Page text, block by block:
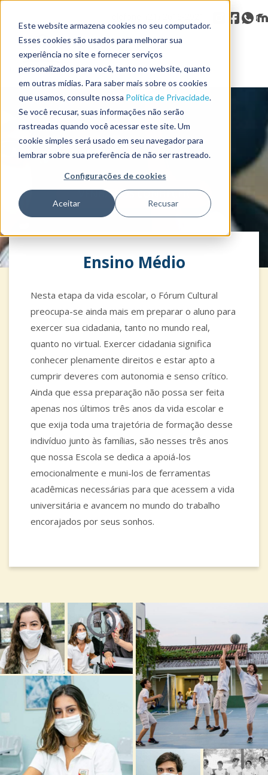
Este website armazena cookies no seu computador.
Esses cookies são usados ​​para melhorar sua
experiência no site e fornecer serviços
personalizados para você, tanto no website, quanto
em outras mídias. Para saber mais sobre os cookies
que usamos, consulte nossa Política de Privacidade.
Se você recusar, suas informações não serão
rastreadas quando você acessar este site. Um
cookie simples será usado em seu navegador para
lembrar sobre sua preferência de não ser rastreado.
Configurações de cookies
Aceitar Recusar
O FÓRUM
PROJETO PEDAGÓGICO
BIBLIOTECA DE CONTEÚDO
BLOG
PORTAL DA FAMÍLIA
VENHA NOS CONHECER
Ensino Médio
Nesta etapa da vida escolar, o Fórum Cultural
preocupa-se ainda mais em preparar o aluno para
exercer sua cidadania, tanto no mundo real,
quanto no virtual. Exercer cidadania significa
conhecer plenamente direitos e estar apto a
cumprir deveres com autonomia e senso crítico.
Ainda que essa preparação não possa ser feita
apenas nos últimos três anos da vida escolar e
que exija toda uma trajetória de formação desse
indivíduo junto às famílias, são nesses três anos
que nossa Escola se dedica a apoiá-los
emocionalmente e muni-los de ferramentas
acadêmicas necessárias para que acessem a vida
universitária e avancem no mundo do trabalho
encorajados por seus sonhos.